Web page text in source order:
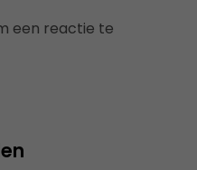
een reactie te